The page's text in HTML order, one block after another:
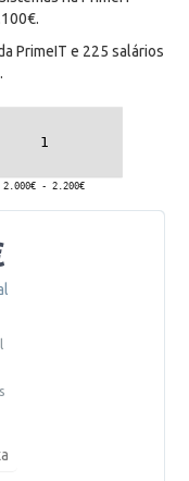
PrimeIT e 225 salários